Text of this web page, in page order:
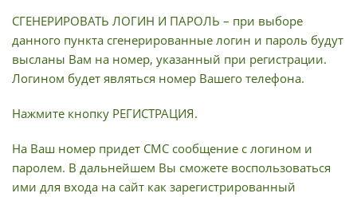
СГЕНЕРИРОВАТЬ ЛОГИН И ПАРОЛЬ – при выборе
данного пункта сгенерированные логин и пароль будут
высланы Вам на номер, указанный при регистрации.
Логином будет являться номер Вашего телефона.
Нажмите кнопку РЕГИСТРАЦИЯ.
На Ваш номер придет СМС сообщение с логином и
паролем. В дальнейшем Вы сможете воспользоваться
ими для входа на сайт как зарегистрированный